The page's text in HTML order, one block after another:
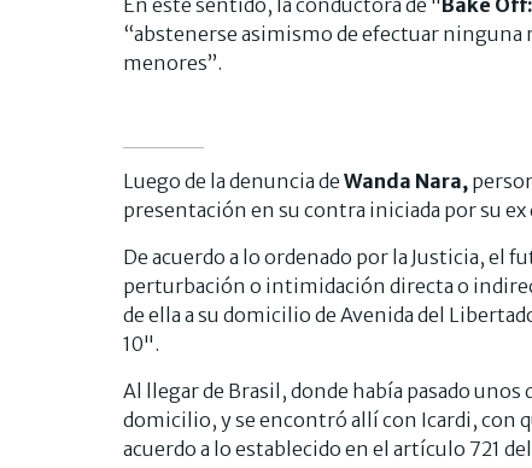
“abstenerse asimismo de efectuar
menores”.
Luego de la denuncia de Wanda Nara,
presentación en su contra iniciada por su ex
De acuerdo a lo ordenado por la Justicia, el
perturbación o intimidación directa o
de ella a su domicilio de Avenida del
10".
Al llegar de Brasil, donde había pasado unos
domicilio, y se encontró allí con Icardi, con
acuerdo a lo establecido en el artículo 721